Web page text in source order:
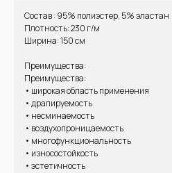
Состав : 95% полиэстер, 5% эластан
Плотность: 230 г/м
Ширина: 150 см
Преимущества:
Преимущества:
• широкая область применения
• драпируемость
• несминаемость
• воздухопроницаемость
• многофункциональность
• износостойкость
• эстетичность